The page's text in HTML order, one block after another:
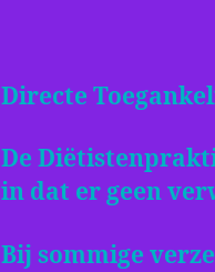
Directe
De
in dat er geen
Bij sommige